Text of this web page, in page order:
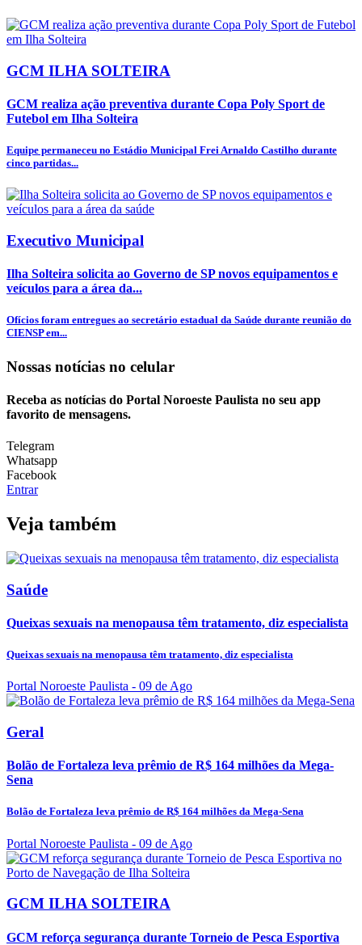
GCM ILHA SOLTEIRA
GCM realiza ação preventiva durante Copa Poly Sport de
Futebol em Ilha Solteira
Equipe permaneceu no Estádio Municipal Frei Arnaldo Castilho durante
cinco partidas...
Executivo Municipal
Ilha Solteira solicita ao Governo de SP novos equipamentos e
veículos para a área da...
Ofícios foram entregues ao secretário estadual da Saúde durante reunião do
CIENSP em...
Nossas notícias no celular
Receba as notícias do Portal Noroeste Paulista no seu app
favorito de mensagens.
Telegram
Whatsapp
Facebook
Entrar
Veja também
Saúde
Queixas sexuais na menopausa têm tratamento, diz especialista
Queixas sexuais na menopausa têm tratamento, diz especialista
Portal Noroeste Paulista - 09 de Ago
Geral
Bolão de Fortaleza leva prêmio de R$ 164 milhões da Mega-
Sena
Bolão de Fortaleza leva prêmio de R$ 164 milhões da Mega-Sena
Portal Noroeste Paulista - 09 de Ago
GCM ILHA SOLTEIRA
GCM reforça segurança durante Torneio de Pesca Esportiva